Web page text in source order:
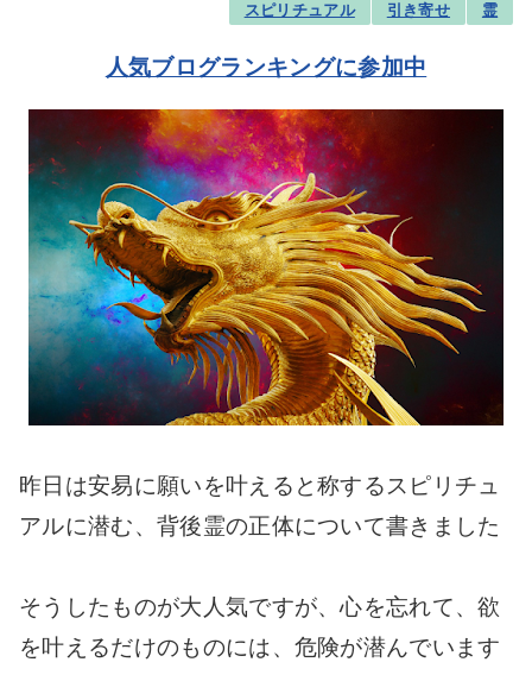
スピリチュアル 引き寄せ 霊
人気ブログランキングに参加中
昨日は安易に願いを叶えると称するスピリチュ
アルに潜む、背後霊の正体について書きました
そうしたものが大人気ですが、心を忘れて、欲
を叶えるだけのものには、危険が潜んでいます